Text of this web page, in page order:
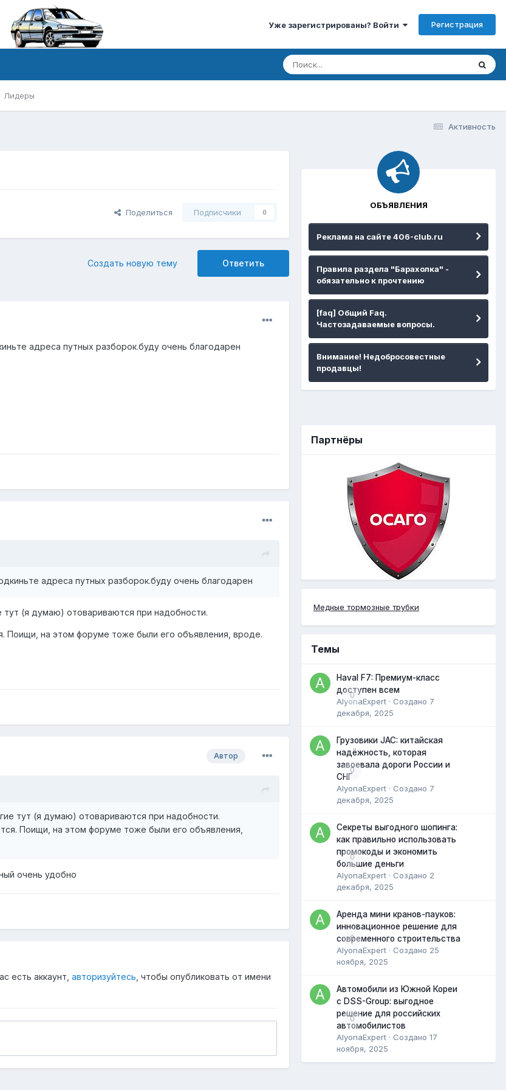
Уже зарегистрированы? Войти Регистрация
Лидеры
Активность
Поделиться Подписчики 0
Ответить
Создать новую тему
адреса путных разборок.буду очень благодарен
адреса путных разборок.буду очень благодарен
(я думаю) отовариваются при надобности.
Поищи, на этом форуме тоже были его объявления, вроде.
Автор
тут (я думаю) отовариваются при надобности.
Поищи, на этом форуме тоже были его объявления,
очень удобно
есть аккаунт, авторизуйтесь , чтобы опубликовать от имени
ОБЪЯВЛЕНИЯ
Реклама на сайте 406-club.ru
Правила раздела "Барахолка" -
обязательно к прочтению
[faq] Общий Faq.
Частозадаваемые вопросы.
Внимание! Недобросовестные
продавцы!
Партнёры
Медные тормозные трубки
Темы
0
Haval F7: Премиум-класс
доступен всем
AlyonaExpert · Создано 7
декабря, 2025
0
Грузовики JAC: китайская
надёжность, которая
завоевала дороги России и
СНГ
AlyonaExpert · Создано 7
декабря, 2025
0
Секреты выгодного шопинга:
как правильно использовать
промокоды и экономить
большие деньги
AlyonaExpert · Создано 2
декабря, 2025
0
Аренда мини кранов-пауков:
инновационное решение для
современного строительства
AlyonaExpert · Создано 25
ноября, 2025
0
Автомобили из Южной Кореи
с DSS-Group: выгодное
решение для российских
автомобилистов
AlyonaExpert · Создано 17
ноября, 2025